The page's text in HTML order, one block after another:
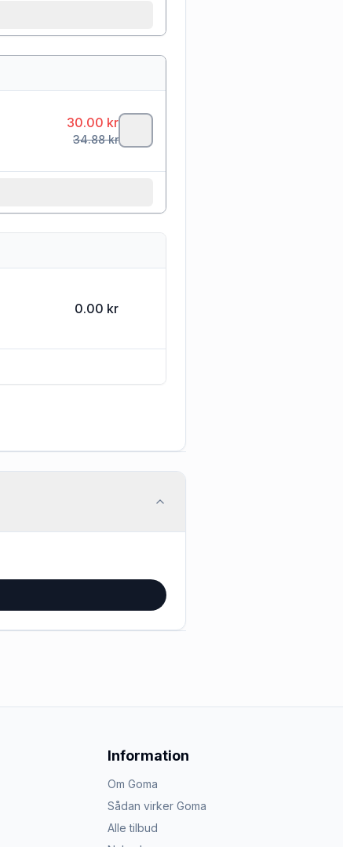
30.00 kr
34.88kr
0.00 kr
Information
Om Goma
Sådan virker Goma
Alle tilbud